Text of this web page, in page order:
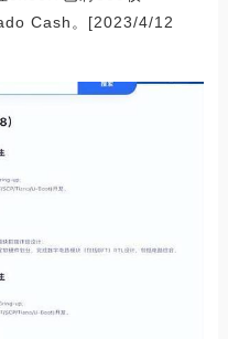
Cash。[2023/4/12